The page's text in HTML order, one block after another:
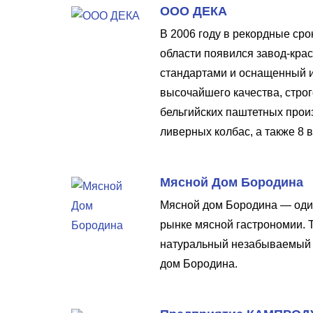
ООО ДЕКА
В 2006 году в рекордные
области появился завод-
стандартами и оснащенный
высочайшего качества,
бельгийских паштетных
ливерных колбас, а также 8
Мясной Дом Бородина
Мясной дом Бородина —
рынке мясной гастрономии.
натуральный
дом Бородина.